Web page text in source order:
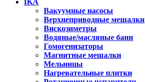
IKA
Вакуумные насосы
Верхнеприводные мешалки
Вискозиметры
Водяные/масляные бани
Гомогенизаторы
Магнитные мешалки
Мельницы
Нагревательные плитки